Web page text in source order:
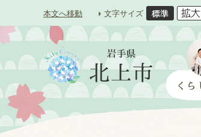
本文へ移動 文字サイズ